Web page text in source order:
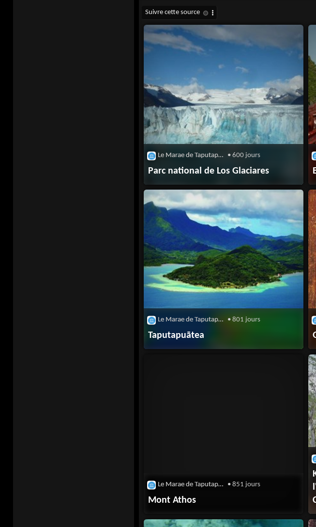
Le Marae de Taputapuatea • 600 jours
Parc national de Los Glaciares
Le Marae de Taputapuatea • 801 jours
Taputapuātea
Le Marae de Taputapuatea • 851 jours
Mont Athos